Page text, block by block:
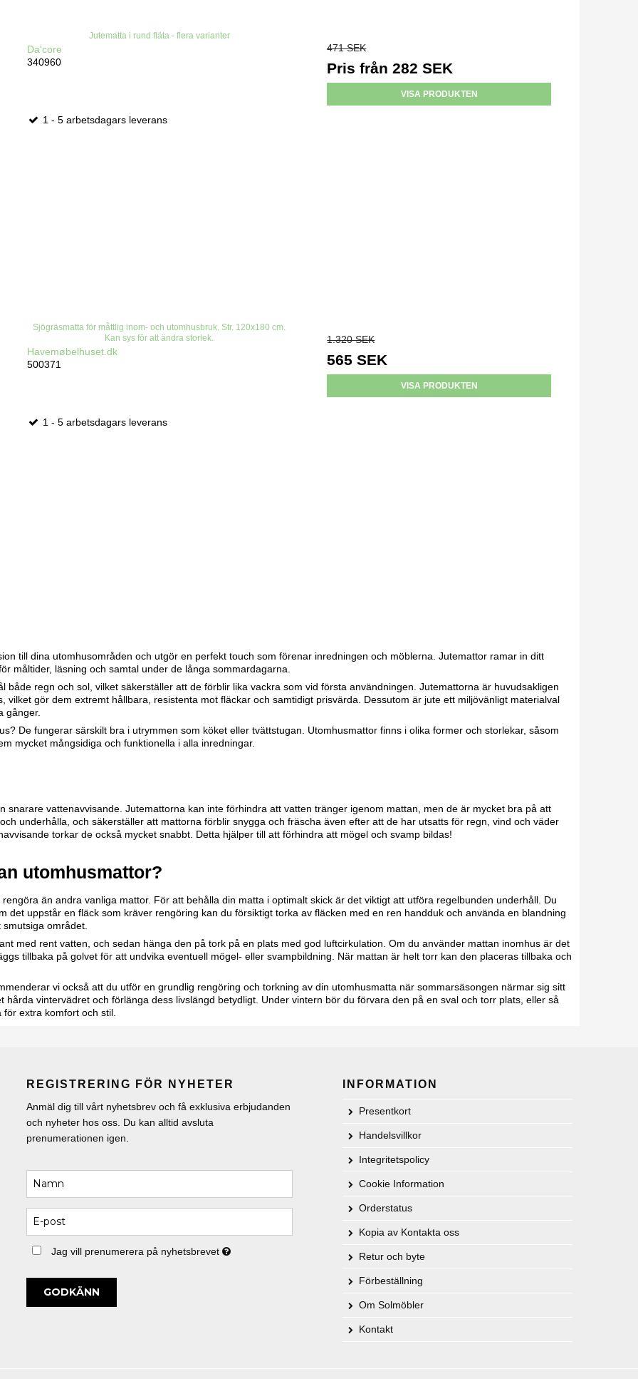
Jutematta i rund fläta - flera varianter
Da'core
340960
1 - 5 arbetsdagars leverans
471 SEK
Pris från282 SEK
VISA PRODUKTEN
Sjögräsmatta för måttlig inom- och utomhusbruk. Str. 120x180 cm.
Kan sys för att ändra storlek.
Havemøbelhuset.dk
500371
1 - 5 arbetsdagars leverans
1.320 SEK
565 SEK
VISA PRODUKTEN
till dina utomhusområden och utgör en perfekt touch som förenar inredningen och möblerna. Jutemattor ramar in ditt
måltider, läsning och samtal under de långa sommardagarna.
både regn och sol, vilket säkerställer att de förblir lika vackra som vid första användningen. Jutemattorna är huvudsakligen
vilket gör dem extremt hållbara, resistenta mot fläckar och samtidigt prisvärda. Dessutom är jute ett miljövänligt materialval
gånger.
De fungerar särskilt bra i utrymmen som köket eller tvättstugan. Utomhusmattor finns i olika former och storlekar, såsom
mycket mångsidiga och funktionella i alla inredningar.
snarare vattenavvisande. Jutemattorna kan inte förhindra att vatten tränger igenom mattan, men de är mycket bra på att
underhålla, och säkerställer att mattorna förblir snygga och fräscha även efter att de har utsatts för regn, vind och väder
torkar de också mycket snabbt. Detta hjälper till att förhindra att mögel och svamp bildas!
utomhusmattor?
än andra vanliga mattor. För att behålla din matta i optimalt skick är det viktigt att utföra regelbunden underhåll. Du
det uppstår en fläck som kräver rengöring kan du försiktigt torka av fläcken med en ren handduk och använda en blandning
området.
med rent vatten, och sedan hänga den på tork på en plats med god luftcirkulation. Om du använder mattan inomhus är det
tillbaka på golvet för att undvika eventuell mögel- eller svampbildning. När mattan är helt torr kan den placeras tillbaka och
vi också att du utför en grundlig rengöring och torkning av din utomhusmatta när sommarsäsongen närmar sig sitt
vintervädret och förlänga dess livslängd betydligt. Under vintern bör du förvara den på en sval och torr plats, eller så
extra komfort och stil.
REGISTRERING FÖR NYHETER
Anmäl dig till vårt nyhetsbrev och få exklusiva erbjudanden
och nyheter hos oss. Du kan alltid avsluta
prenumerationen igen.
Jag vill prenumerera på nyhetsbrevet
GODKÄNN
INFORMATION
Presentkort
Handelsvillkor
Integritetspolicy
Cookie Information
Orderstatus
Kopia av Kontakta oss
Retur och byte
Förbeställning
Om Solmöbler
Kontakt